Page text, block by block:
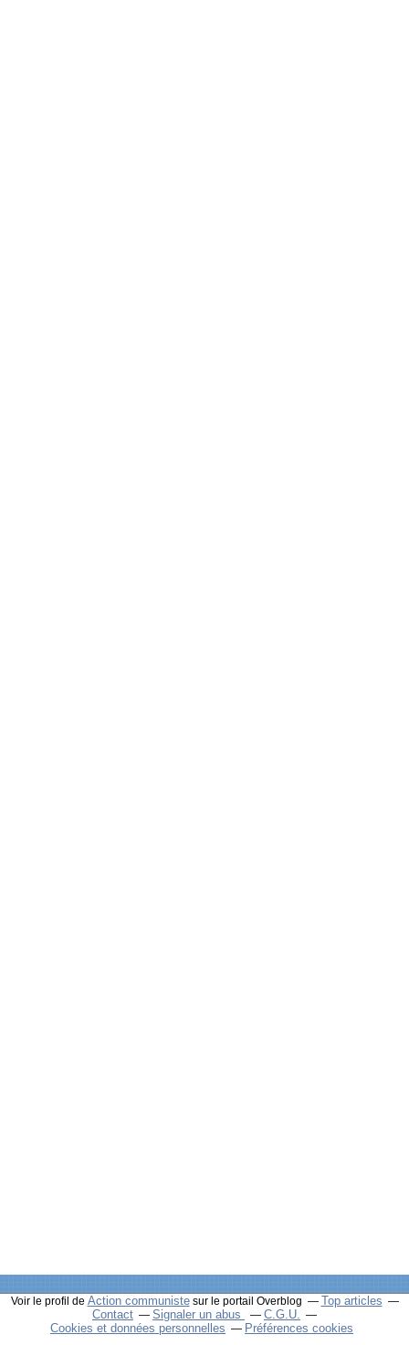
Voir le profil de Action communistesur le portail Overblog
Top articles
Contact
Signaler un abus
C.G.U.
Cookies et données personnelles
Préférences cookies